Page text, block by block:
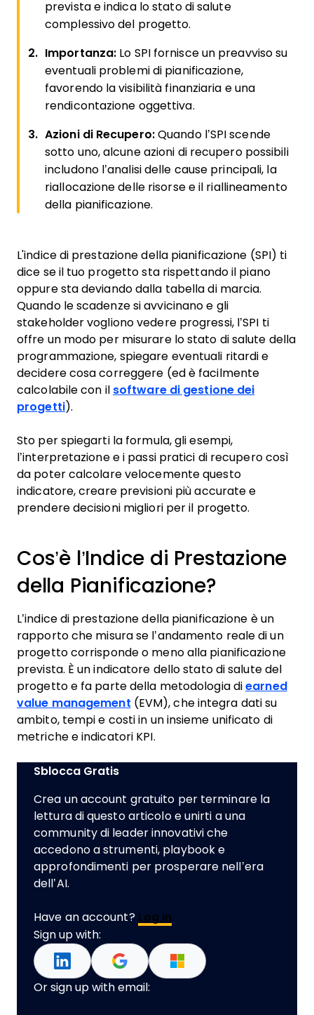
prevista e indica lo stato di salute
complessivo del progetto.
Importanza: Lo SPI fornisce un preavviso su
eventuali problemi di pianificazione,
favorendo la visibilità finanziaria e una
rendicontazione oggettiva.
Azioni di Recupero: Quando l’SPI scende
sotto uno, alcune azioni di recupero possibili
includono l’analisi delle cause principali, la
riallocazione delle risorse e il riallineamento
della pianificazione.
L'indice di prestazione della pianificazione (SPI) ti
dice se il tuo progetto sta rispettando il piano
oppure sta deviando dalla tabella di marcia.
Quando le scadenze si avvicinano e gli
stakeholder vogliono vedere progressi, l’SPI ti
offre un modo per misurare lo stato di salute della
programmazione, spiegare eventuali ritardi e
decidere cosa correggere (ed è facilmente
calcolabile con il software di gestione dei
progetti).
Sto per spiegarti la formula, gli esempi,
l’interpretazione e i passi pratici di recupero così
da poter calcolare velocemente questo
indicatore, creare previsioni più accurate e
prendere decisioni migliori per il progetto.
Cos’è l’Indice di Prestazione
della Pianificazione?
L’indice di prestazione della pianificazione è un
rapporto che misura se l’andamento reale di un
progetto corrisponde o meno alla pianificazione
prevista. È un indicatore dello stato di salute del
progetto e fa parte della metodologia diearned
value management (EVM), che integra dati su
ambito, tempi e costi in un insieme unificato di
metriche e indicatori KPI.
Sblocca Gratis
Crea un account gratuito per terminare la
lettura di questo articolo e unirti a una
community di leader innovativi che
accedono a strumenti, playbook e
approfondimenti per prosperare nell’era
dell’AI.
Have an account? Log In
Sign up with:
Or sign up with email: